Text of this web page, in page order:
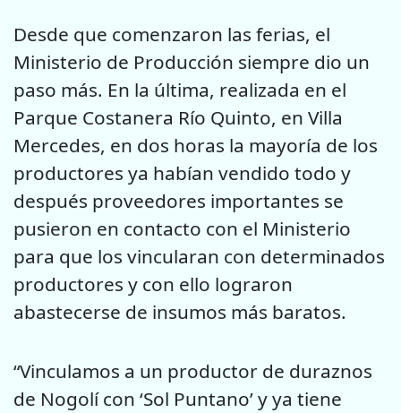
Desde que comenzaron las ferias, el
Ministerio de Producción siempre dio un
paso más. En la última, realizada en el
Parque Costanera Río Quinto, en Villa
Mercedes, en dos horas la mayoría de los
productores ya habían vendido todo y
después proveedores importantes se
pusieron en contacto con el Ministerio
para que los vincularan con determinados
productores y con ello lograron
abastecerse de insumos más baratos.
“Vinculamos a un productor de duraznos
de Nogolí con ‘Sol Puntano’ y ya tiene